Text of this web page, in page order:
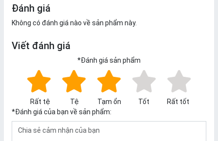
Đánh giá
Không có đánh giá nào về sản phẩm này.
Viết đánh giá
*Đánh giá sản phẩm
Rất tệ Tệ Tạm ổn Tốt
Rất tốt
*Đánh giá của bạn về sản phẩm: